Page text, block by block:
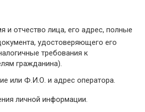
и отчество лица, его адрес, полные
удостоверяющего его
требования к
гражданина).
или Ф.И.О. и адрес оператора.
личной информации.